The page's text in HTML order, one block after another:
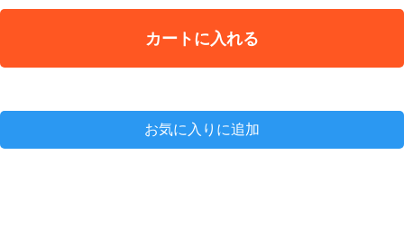
カートに入れる
お気に入りに追加